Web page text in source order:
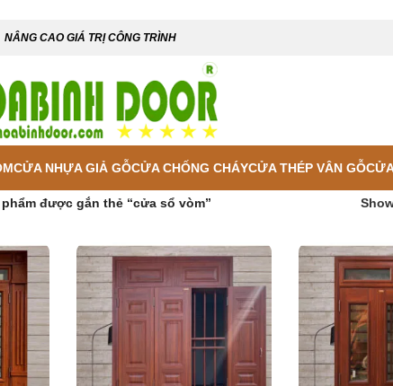
NÂNG CAO GIÁ TRỊ CÔNG TRÌNH
CỬA NHỰA GIẢ GỖCỬA CHỐNG CHÁYCỬA THÉP VÂN GỖ
phẩm được gắn thẻ “cửa sổ vòm”